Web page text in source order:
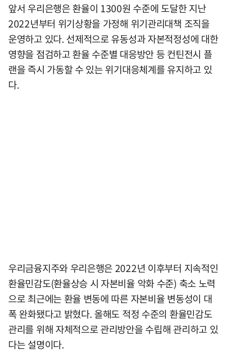
앞서 우리은행은 환율이 1300원 수준에 도달한 지난
2022년부터 위기상황을 가정해 위기관리대책 조직을
운영하고 있다. 선제적으로 유동성과 자본적정성에 대한
영향을 점검하고 환율 수준별 대응방안 등 컨틴전시 플
랜을 즉시 가동할 수 있는 위기대응체계를 유지하고 있
다.
우리금융지주와 우리은행은 2022년 이후부터 지속적인
환율민감도(환율상승 시 자본비율 악화 수준) 축소 노력
으로 최근에는 환율 변동에 따른 자본비율 변동성이 대
폭 완화됐다고 밝혔다. 올해도 적정 수준의 환율민감도
관리를 위해 자체적으로 관리방안을 수립해 관리하고 있
다는 설명이다.